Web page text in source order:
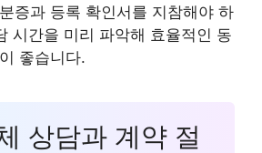
증과 등록 확인서를 지참해야 하
시간을 미리 파악해 효율적인 동
좋습니다.
상담과 계약 절